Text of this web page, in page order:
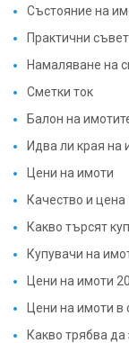
Състояние на
Практични
Намаляване на
Сметки ток
Балон на
Идва ли края на
Цени на имоти
Качество и цена
Какво търсят
Купувачи на
Цени на имоти
Цени на имоти в
Какво трябва